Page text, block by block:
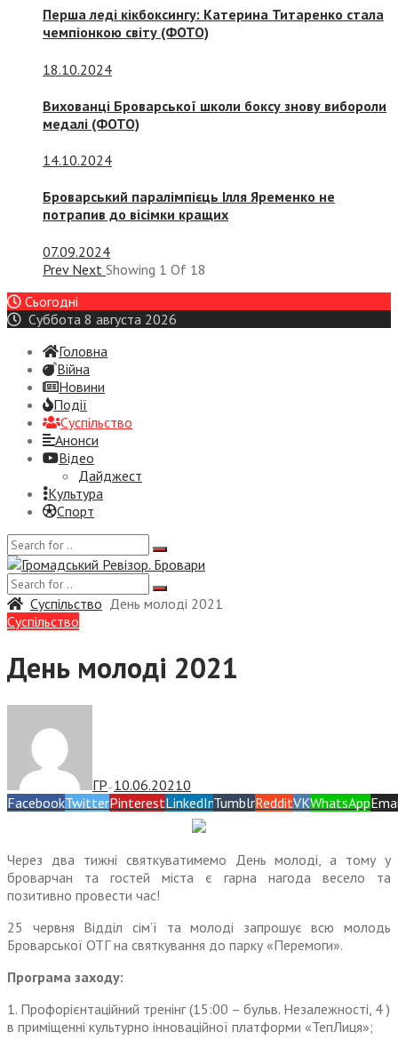
Перша леді кікбоксингу: Катерина Титаренко стала
чемпіонкою світу (ФОТО)
18.10.2024
Вихованці Броварської школи боксу знову вибороли
медалі (ФОТО)
14.10.2024
Броварський паралімпієць Ілля Яременко не
потрапив до вісімки кращих
07.09.2024
Prev Next Showing 1 Of 18
Сьогодні
Суббота 8 августа 2026
Головна
Війна
Новини
Події
Суспiльство
Анонси
Відео
Дайджест
Культура
Спорт
Суспiльство День молоді 2021
Суспiльство
День молоді 2021
ГР — 10.06.20210
FacebookTwitterPinterestLinkedInTumblrRedditVKWhatsApp
Через два тижні святкуватимемо День молоді, а тому у
броварчан та гостей міста є гарна нагода весело та
позитивно провести час!
25 червня Відділ сім’ї та молоді запрошує всю молодь
Броварської ОТГ на святкування до парку «Перемоги».
Програма заходу:
1. Профорієнтаційний тренінг (15:00 – бульв. Незалежності, 4 )
в приміщенні культурно інноваційної платформи «ТепЛиця»;